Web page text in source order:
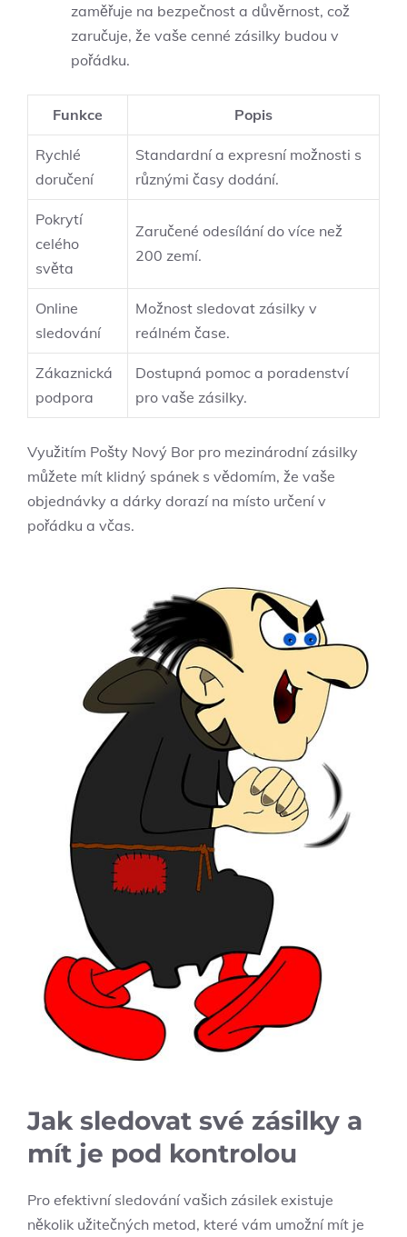
zaměřuje na bezpečnost a důvěrnost, což
zaručuje, že vaše cenné zásilky budou v
pořádku.
Funkce Popis
Rychlé
doručení
Standardní a expresní možnosti s
různými časy dodání.
Pokrytí
celého
světa
Zaručené odesílání do více než
200 zemí.
Online
sledování
Možnost sledovat zásilky v
reálném čase.
Zákaznická
⁢podpora
Dostupná pomoc a poradenství
pro vaše zásilky.
Využitím Pošty​ Nový Bor pro mezinárodní zásilky
‍můžete mít klidný spánek s vědomím,‌ že vaše⁤
objednávky a dárky dorazí na místo určení v
pořádku a včas.
Jak sledovat své zásilky a
mít je pod⁣ kontrolou
Pro efektivní sledování vašich zásilek existuje
několik užitečných metod, které vám umožní mít je